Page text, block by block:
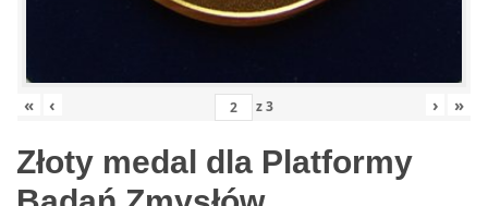
« ‹ z3 › »
Złoty medal dla Platformy